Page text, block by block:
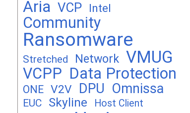
Aria VCP Intel
Community
Ransomware
Stretched Network VMUG
VCPP Data Protection
ONE V2V DPU Omnissa
EUC Skyline Host Client